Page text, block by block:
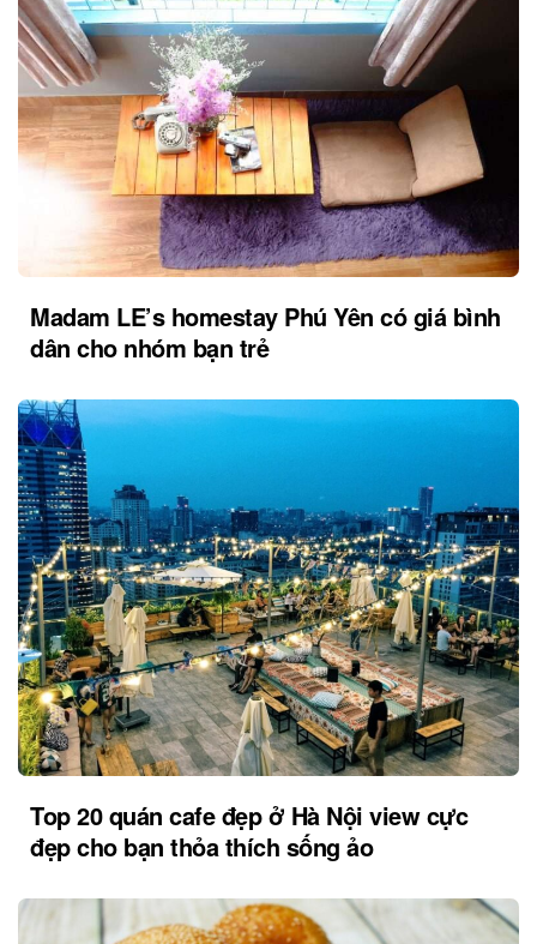
Madam LE’s homestay Phú Yên có giá bình
dân cho nhóm bạn trẻ
Top 20 quán cafe đẹp ở Hà Nội view cực
đẹp cho bạn thỏa thích sống ảo